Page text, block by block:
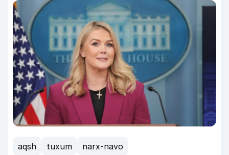
aqsh tuxum
narx-navo